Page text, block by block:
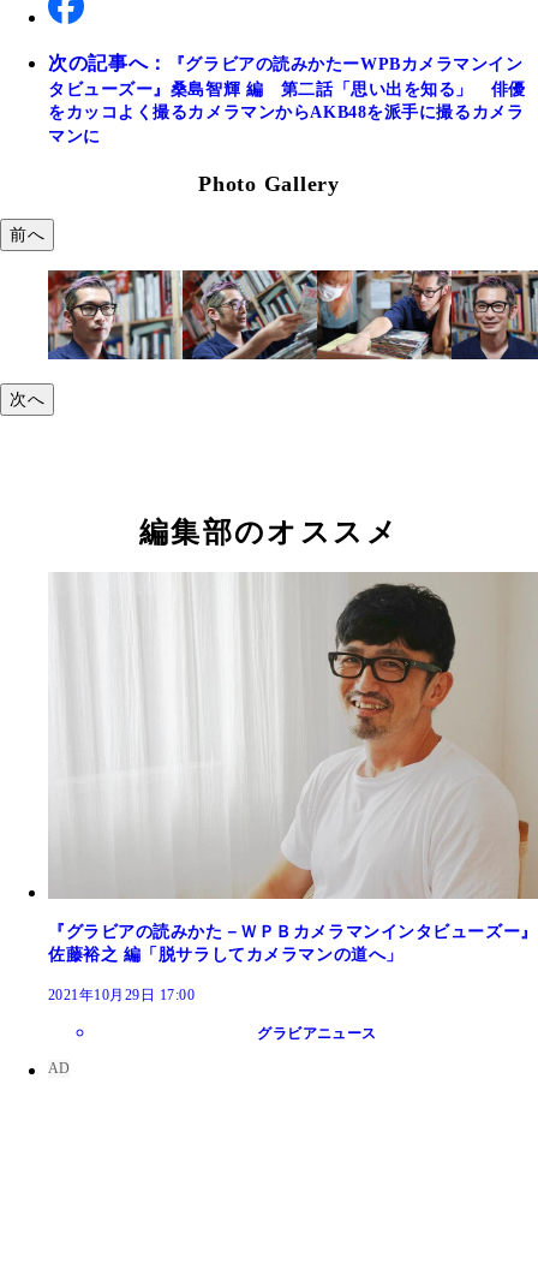
次の記事へ：
『グラビアの読みかたーWPBカメラマンイン
タビューズー』桑島智輝 編 第二話「思い出を知る」 俳優
をカッコよく撮るカメラマンからAKB48を派手に撮るカメラ
マンに
Photo Gallery
前へ
次へ
編集部のオススメ
『グラビアの読みかた－ＷＰＢカメラマンインタビューズー』
佐藤裕之 編「脱サラしてカメラマンの道へ」
2021年10月29日 17:00
グラビアニュース